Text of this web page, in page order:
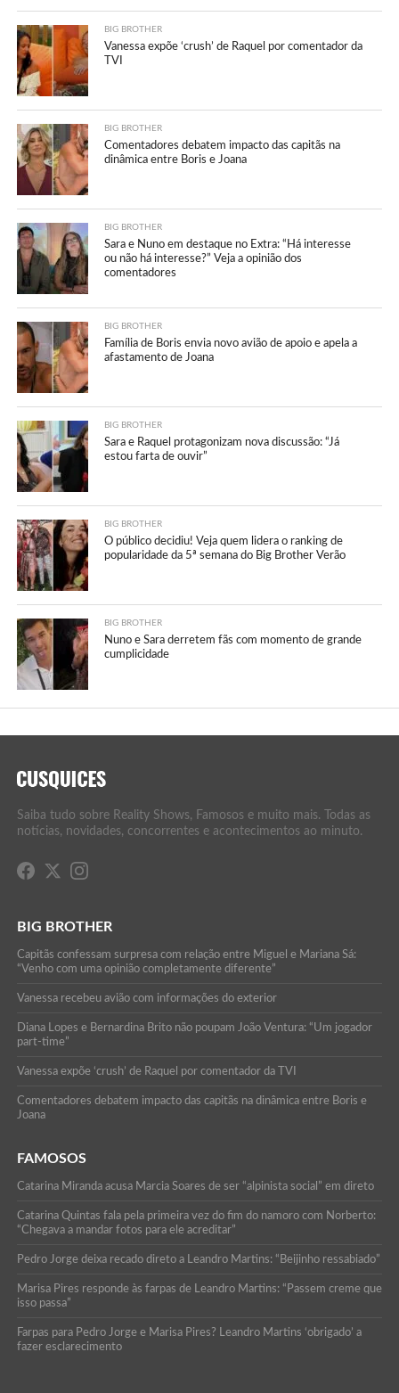
BIG BROTHER
Vanessa expõe ‘crush’ de Raquel por comentador da
TVI
BIG BROTHER
Comentadores debatem impacto das capitãs na
dinâmica entre Boris e Joana
BIG BROTHER
Sara e Nuno em destaque no Extra: “Há interesse
ou não há interesse?” Veja a opinião dos
comentadores
BIG BROTHER
Família de Boris envia novo avião de apoio e apela a
afastamento de Joana
BIG BROTHER
Sara e Raquel protagonizam nova discussão: “Já
estou farta de ouvir”
BIG BROTHER
O público decidiu! Veja quem lidera o ranking de
popularidade da 5ª semana do Big Brother Verão
BIG BROTHER
Nuno e Sara derretem fãs com momento de grande
cumplicidade
Saiba tudo sobre Reality Shows, Famosos e muito mais. Todas as
notícias, novidades, concorrentes e acontecimentos ao minuto.
BIG BROTHER
Capitãs confessam surpresa com relação entre Miguel e Mariana Sá:
“Venho com uma opinião completamente diferente”
Vanessa recebeu avião com informações do exterior
Diana Lopes e Bernardina Brito não poupam João Ventura: “Um jogador
part-time”
Vanessa expõe ‘crush’ de Raquel por comentador da TVI
Comentadores debatem impacto das capitãs na dinâmica entre Boris e
Joana
FAMOSOS
Catarina Miranda acusa Marcia Soares de ser “alpinista social” em direto
Catarina Quintas fala pela primeira vez do fim do namoro com Norberto:
“Chegava a mandar fotos para ele acreditar”
Pedro Jorge deixa recado direto a Leandro Martins: “Beijinho ressabiado”
Marisa Pires responde às farpas de Leandro Martins: “Passem creme que
isso passa”
Farpas para Pedro Jorge e Marisa Pires? Leandro Martins ‘obrigado’ a
fazer esclarecimento